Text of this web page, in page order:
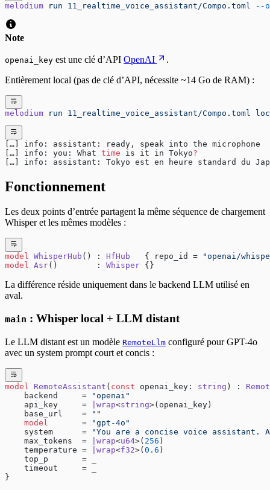
melodium run 11_realtime_voice_assistant/Compo.toml --
Note
openai_key est une clé d’API OpenAI
.
Entièrement local (pas de clé d’API, nécessite ~14 Go de RAM) :
melodium run 11_realtime_voice_assistant/Compo.toml
[…] info: assistant: ready, speak into the microphone
[…] info: you: What time is it in Tokyo?
[…] info: assistant: Tokyo est en heure standard du
Fonctionnement
Les deux points d’entrée partagent la même séquence de chargement
Whisper et les mêmes modèles :
model WhisperHub () : HfHub
   { repo_id =
"openai/
model
Asr()        : Whisper {}
La différence réside uniquement dans le backend LLM utilisé en
aval.
main : Whisper local + LLM distant
Le LLM distant est un modèle RemoteLlm configuré pour GPT-4o
avec un system prompt court et concis :
model RemoteAssistant ( const openai_key: string ) :
    backend     =
"openai"
    api_key     =
|wrap<string>(openai_key)
    base_url    =
""
    model
       =
"gpt-4o"
    system      =
"You are a concise voice assistant.
    max_tokens  =
|wrap<u64>( 256 )
    temperature =
|wrap<f32>(0.6 )
    top_p       = _
    timeout     = _
}